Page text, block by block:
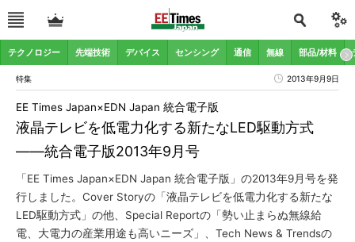
テクノロジー 先端技術 デバイス センシング 通信 無線 部品/材料
特集 2013年9月9日
液晶テレビを低電力化する新たなLED駆動方式
――統合電子版2013年9月号
EE Times Japan×EDN Japan 統合電子版
「EE Times Japan×EDN Japan 統合電子版」の2013年9月号を発
行しました。Cover Storyの「液晶テレビを低電力化する新たな
LED駆動方式」の他、Special Reportの「勢い止まらぬ無線給
電、大電力の産業用途も高いニーズ」、Tech News & Trendsの